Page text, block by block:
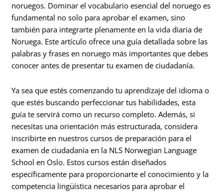
noruegos. Dominar el vocabulario esencial del noruego es
fundamental no solo para aprobar el examen, sino
también para integrarte plenamente en la vida diaria de
Noruega. Este artículo ofrece una guía detallada sobre las
palabras y frases en noruego más importantes que debes
conocer antes de presentar tu examen de ciudadanía.
Ya sea que estés comenzando tu aprendizaje del idioma o
que estés buscando perfeccionar tus habilidades, esta
guía te servirá como un recurso completo. Además, si
necesitas una orientación más estructurada, considera
inscribirte en nuestros cursos de preparación para el
examen de ciudadanía en la NLS Norwegian Language
School en Oslo. Estos cursos están diseñados
específicamente para proporcionarte el conocimiento y la
competencia lingüística necesarios para aprobar el